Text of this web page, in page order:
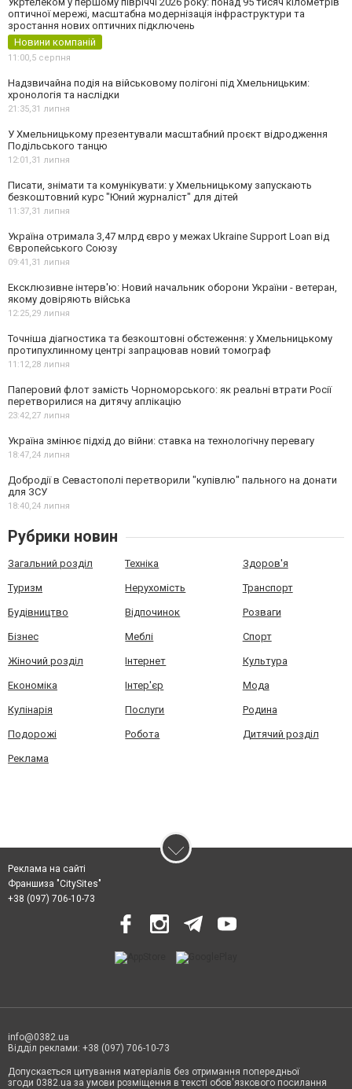
оптичної мережі, масштабна модернізація інфраструктури та
зростання нових оптичних підключень
Новини компаній
11:00,5 серпня
Надзвичайна подія на військовому полігоні під Хмельницьким:
хронологія та наслідки
21:35,31 липня
У Хмельницькому презентували масштабний проєкт відродження
Подільського танцю
12:01,31 липня
Писати, знімати та комунікувати: у Хмельницькому запускають
безкоштовний курс "Юний журналіст" для дітей
11:37,31 липня
Україна отримала 3,47 млрд євро у межах Ukraine Support Loan від
Європейського Союзу
09:41,31 липня
Ексклюзивне інтерв'ю: Новий начальник оборони України - ветеран,
якому довіряють війська
12:25,29 липня
Точніша діагностика та безкоштовні обстеження: у Хмельницькому
протипухлинному центрі запрацював новий томограф
11:12,28 липня
Паперовий флот замість Чорноморського: як реальні втрати Росії
перетворилися на дитячу аплікацію
23:42,27 липня
Україна змінює підхід до війни: ставка на технологічну перевагу
18:47,24 липня
Добродії в Севастополі перетворили "купівлю" пального на донати
для ЗСУ
18:40,24 липня
Рубрики новин
Загальний розділ Техніка Здоров'я
Туризм Нерухомість Транспорт
Будівництво Відпочинок Розваги
Бізнес Меблі Спорт
Жіночий розділ Інтернет Культура
Економіка Інтер'єр Мода
Кулінарія Послуги Родина
Подорожі Робота Дитячий розділ
Реклама
Реклама на сайті
Франшиза "CitySites"
+38 (097) 706-10-73
info@0382.ua
Відділ реклами: +38 (097) 706-10-73
Допускається цитування матеріалів без отримання попередньої
згоди 0382.ua за умови розміщення в тексті обов'язкового посилання